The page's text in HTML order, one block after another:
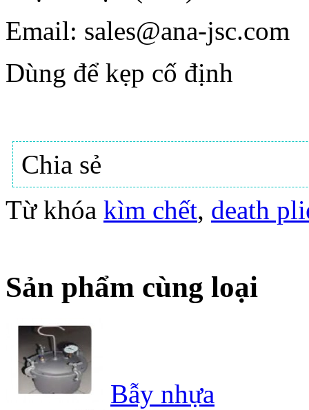
Email: sales@ana-jsc.com
Dùng để kẹp cố định
Chia sẻ
Từ khóa kìm chết, death
Sản phẩm cùng loại
Bẫy nhựa